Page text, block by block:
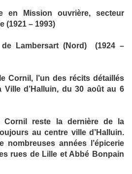
en Mission ouvrière, secteur
(1921 – 1993)
Lambersart (Nord)
(1924 –
Cornil, l’un des récits détaillés
d’Halluin, du 30 août au 6
Cornil reste la dernière de la
au centre ville d’Halluin.
nombreuses années l’épicerie
rues de Lille et Abbé Bonpain